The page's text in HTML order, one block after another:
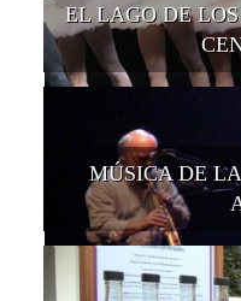
EL LAGO DE
MÚSICA DE